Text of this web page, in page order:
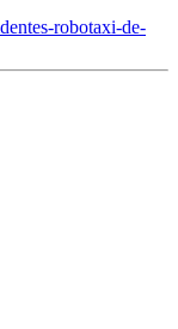
robotaxi-de-